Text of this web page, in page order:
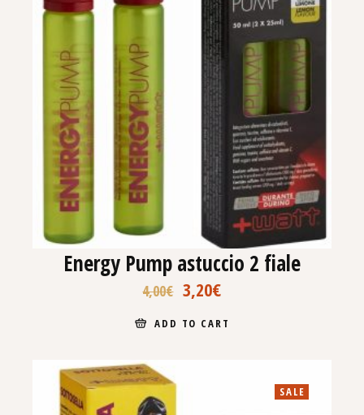
Energy Pump astuccio 2 fiale
4,00€ 3,20€
ADD TO CART
SALE